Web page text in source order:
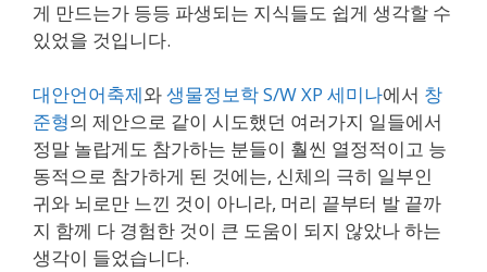
게 만드는가 등등 파생되는 지식들도 쉽게 생각할 수
있었을 것입니다.
대안언어축제와생물정보학 S/W XP 세미나에서 창
준형의 제안으로 같이 시도했던 여러가지 일들에서
정말 놀랍게도 참가하는 분들이 훨씬 열정적이고 능
동적으로 참가하게 된 것에는, 신체의 극히 일부인
귀와 뇌로만 느낀 것이 아니라, 머리 끝부터 발 끝까
지 함께 다 경험한 것이 큰 도움이 되지 않았나 하는
생각이 들었습니다.